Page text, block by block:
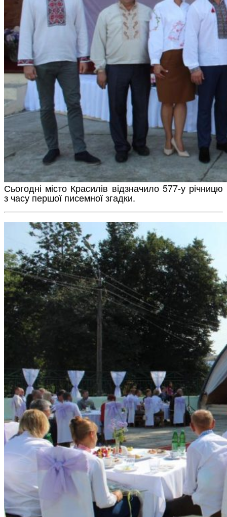
Сьогодні місто Красилів відзначило 577-у річницю
з часу першої писемної згадки.